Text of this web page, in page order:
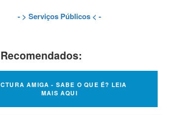
- > Serviços Públicos < -
AMIGA - SABE O QUE É? LEIA
MAIS AQUI